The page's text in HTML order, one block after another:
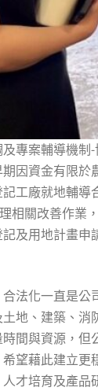
專案輔導機
因資金有限於
工廠就地輔導
相關改善作業
及用地計畫申
法化一直是公
地、建築、消
間與資源，但
望藉此建立更
才培育及產品